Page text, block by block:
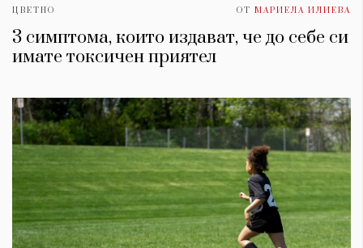
ЦВЕТНО ОТ МАРИЕЛА ИЛИЕВА
3 симптома, които издават, че до себе си
имате токсичен приятел